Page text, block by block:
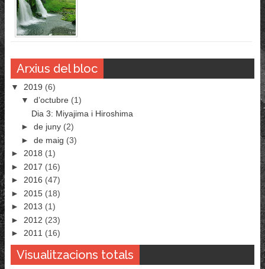
Arxius del bloc
▼ 2019 (6)
▼ d’octubre (1)
Dia 3: Miyajima i Hiroshima
► de juny (2)
► de maig (3)
► 2018 (1)
► 2017 (16)
► 2016 (47)
► 2015 (18)
► 2013 (1)
► 2012 (23)
► 2011 (16)
Visualitzacions totals